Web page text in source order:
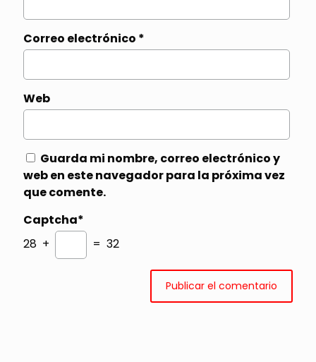
Correo electrónico *
Web
Guarda mi nombre, correo electrónico y
web en este navegador para la próxima vez
que comente.
Captcha*
28 +
= 32